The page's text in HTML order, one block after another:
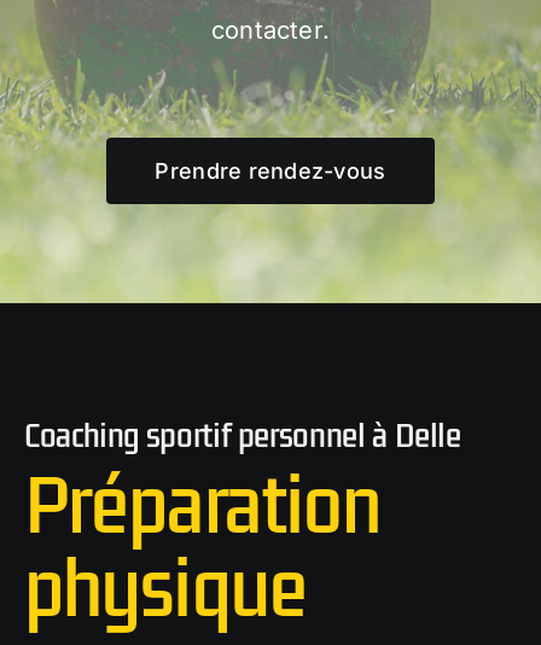
contacter.
Prendre rendez-vous
Coaching sportif personnel à Delle
Préparation
physique